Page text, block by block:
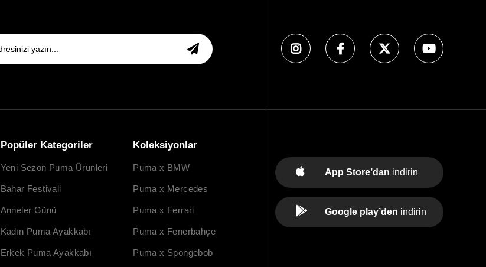
Popüler Kategoriler
Yeni Sezon Puma Ürünleri
Bahar Festivali
Anneler Günü
Kadın Puma Ayakkabı
Erkek Puma Ayakkabı
Koleksiyonlar
Puma x BMW
Puma x Mercedes
Puma x Ferrari
Puma x Fenerbahçe
Puma x Spongebob
App Store’dan indirin
Google play’den indirin